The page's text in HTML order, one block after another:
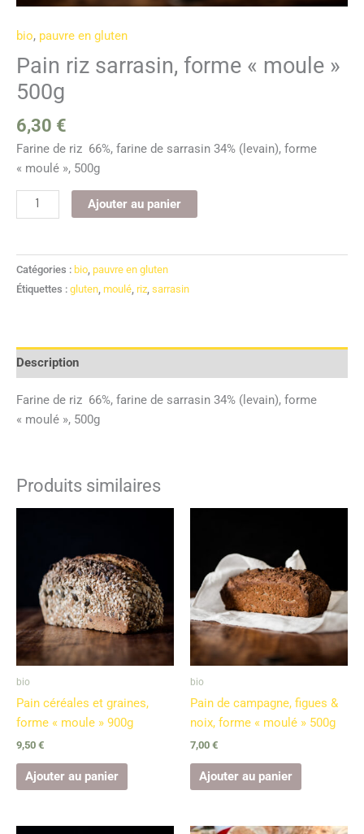
bio, pauvre en gluten
Pain riz sarrasin, forme « moule »
500g
6,30 €
Farine de riz 66%, farine de sarrasin 34% (levain), forme
« moulé », 500g
Ajouter au panier
Catégories : bio, pauvre en gluten
Étiquettes : gluten, moulé, riz, sarrasin
Description
Farine de riz 66%, farine de sarrasin 34% (levain), forme
« moulé », 500g
Produits similaires
bio
Pain céréales et graines,
forme « moule » 900g
9,50 €
Ajouter au panier
bio
Pain de campagne, figues &
noix, forme « moulé » 500g
7,00 €
Ajouter au panier